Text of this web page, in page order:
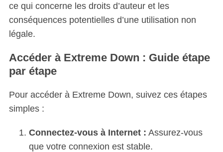
ce qui concerne les droits d’auteur et les
conséquences potentielles d’une utilisation non
légale.
Accéder à Extreme Down : Guide étape
par étape
Pour accéder à Extreme Down, suivez ces étapes
simples :
Connectez-vous à Internet : Assurez-vous
que votre connexion est stable.